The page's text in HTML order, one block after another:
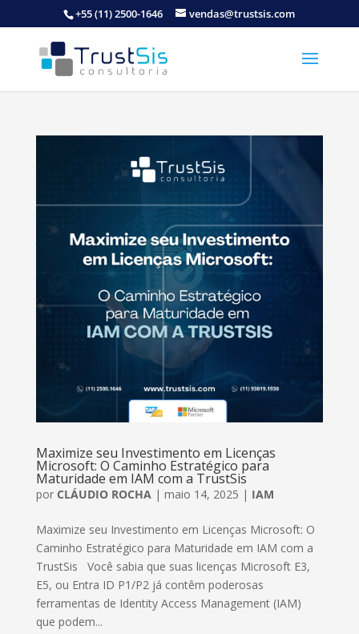
+55 (11) 2500-1646 vendas@trustsis.com
Maximize seu Investimento em Licenças
Microsoft: O Caminho Estratégico para
Maturidade em IAM com a TrustSis
por CLÁUDIO ROCHA| maio 14, 2025 | IAM
Maximize seu Investimento em Licenças Microsoft: O
Caminho Estratégico para Maturidade em IAM com a
TrustSis Você sabia que suas licenças Microsoft E3,
E5, ou Entra ID P1/P2 já contêm poderosas
ferramentas de Identity Access Management (IAM)
que podem...